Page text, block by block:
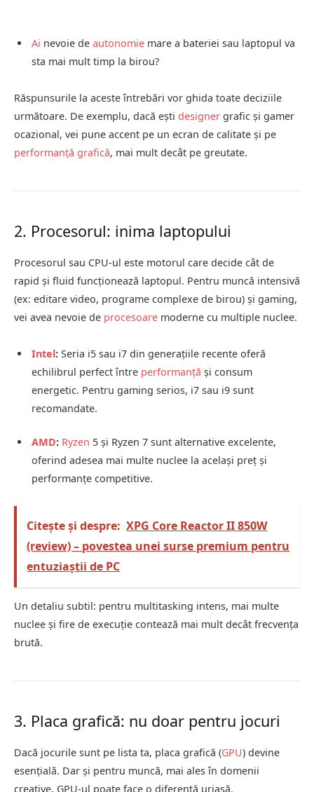
Ai nevoie de autonomie mare a bateriei sau laptopul va
sta mai mult timp la birou?
Răspunsurile la aceste întrebări vor ghida toate deciziile
următoare. De exemplu, dacă ești designer grafic și gamer
ocazional, vei pune accent pe un ecran de calitate și pe
performanță grafică, mai mult decât pe greutate.
2. Procesorul: inima laptopului
Procesorul sau CPU-ul este motorul care decide cât de
rapid și fluid funcționează laptopul. Pentru muncă intensivă
(ex: editare video, programe complexe de birou) și gaming,
vei avea nevoie de procesoare moderne cu multiple nuclee.
Intel: Seria i5 sau i7 din generațiile recente oferă
echilibrul perfect între performanță și consum
energetic. Pentru gaming serios, i7 sau i9 sunt
recomandate.
AMD: Ryzen 5 și Ryzen 7 sunt alternative excelente,
oferind adesea mai multe nuclee la același preț și
performanțe competitive.
Citește și despre: XPG Core Reactor II 850W
(review) – povestea unei surse premium pentru
entuziaștii de PC
Un detaliu subtil: pentru multitasking intens, mai multe
nuclee și fire de execuție contează mai mult decât frecvența
brută.
3. Placa grafică: nu doar pentru jocuri
Dacă jocurile sunt pe lista ta, placa grafică (GPU) devine
esențială. Dar și pentru muncă, mai ales în domenii
creative, GPU-ul poate face o diferență uriașă.